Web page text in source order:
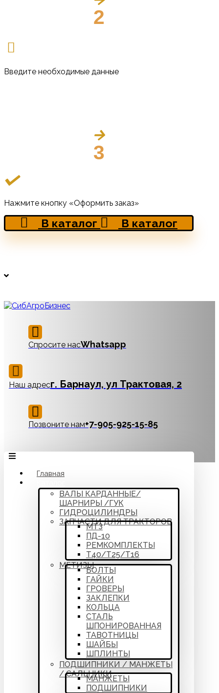
2
Введите необходимые данные
3
Нажмите кнопку «Оформить заказ»
В каталог В каталог
Спросите насWhatsapp
Наш адресг. Барнаул, ул Трактовая, 2
Позвоните нам‪+7-905-925-15-85
Главная
ВАЛЫ КАРДАННЫЕ/
ШАРНИРЫ /ГУК
ГИДРОЦИЛИНДРЫ
ЗАПЧАСТИ ДЛЯ ТРАКТОРОВ
МТЗ
ПД-10
РЕМКОМПЛЕКТЫ
Т40/Т25/Т16
МЕТИЗЫ
БОЛТЫ
ГАЙКИ
ГРОВЕРЫ
ЗАКЛЕПКИ
КОЛЬЦА
СТАЛЬ
ШПОНИРОВАННАЯ
ТАВОТНИЦЫ
ШАЙБЫ
ШПЛИНТЫ
ПОДШИПНИКИ / МАНЖЕТЫ
/ САЛЬНИКИ
МАНЖЕТЫ
ПОДШИПНИКИ